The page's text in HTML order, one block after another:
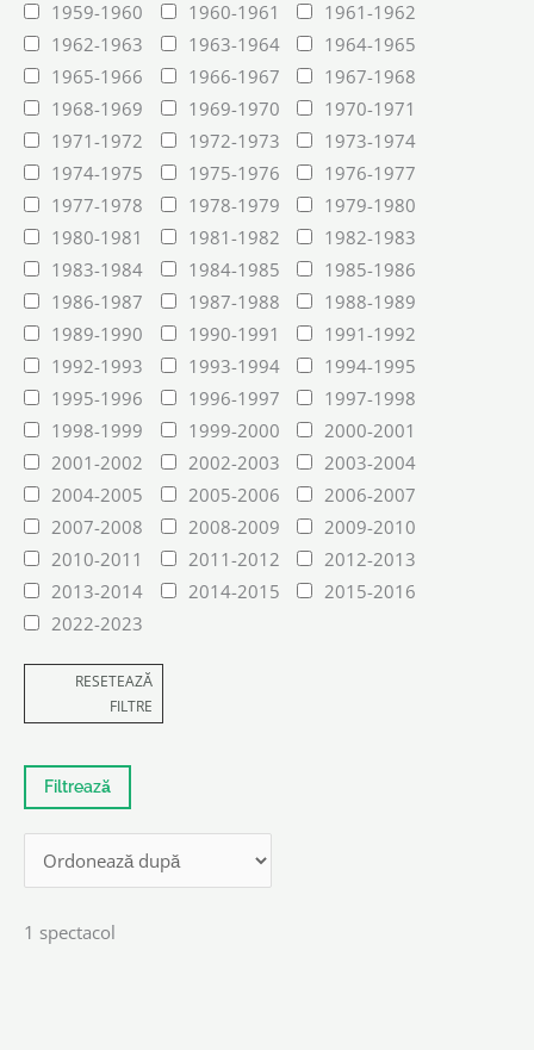
1959-1960
1960-1961
1961-1962
1962-1963
1963-1964
1964-1965
1965-1966
1966-1967
1967-1968
1968-1969
1969-1970
1970-1971
1971-1972
1972-1973
1973-1974
1974-1975
1975-1976
1976-1977
1977-1978
1978-1979
1979-1980
1980-1981
1981-1982
1982-1983
1983-1984
1984-1985
1985-1986
1986-1987
1987-1988
1988-1989
1989-1990
1990-1991
1991-1992
1992-1993
1993-1994
1994-1995
1995-1996
1996-1997
1997-1998
1998-1999
1999-2000
2000-2001
2001-2002
2002-2003
2003-2004
2004-2005
2005-2006
2006-2007
2007-2008
2008-2009
2009-2010
2010-2011
2011-2012
2012-2013
2013-2014
2014-2015
2015-2016
2022-2023
RESETEAZĂ
FILTRE
1 spectacol